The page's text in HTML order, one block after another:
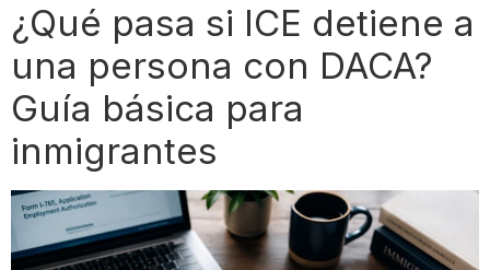
¿Qué pasa si ICE detiene a
una persona con DACA?
Guía básica para
inmigrantes